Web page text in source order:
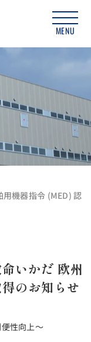
MENU
用機器指令 (MED) 認
いかだ 欧州
のお知らせ
性向上～